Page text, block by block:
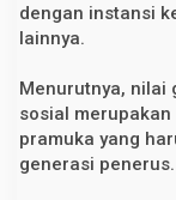
dengan instansi
lainnya.
Menurutnya, nilai
sosial
pramuka yang
generasi penerus.